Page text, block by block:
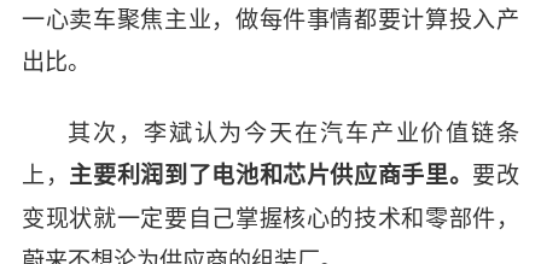
一心卖车聚焦主业，做每件事情都要计算投入产
出比。
其次，李斌认为今天在汽车产业价值链条
上， 主要利润到了电池和芯片供应商手里。 要改
变现状就一定要自己掌握核心的技术和零部件，